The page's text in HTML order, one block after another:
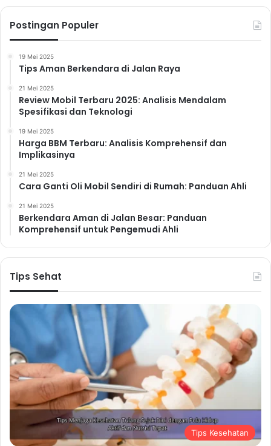
Dianggap Sepele
Mengatur Porsi Makan
mengontrol asupan kalori dan mencegah makan
berlebihan. Perhatikan ukuran porsi Anda dan jangan
ragu untuk meminta porsi kecil di restoran. Minum air
putih yang cukup juga dapat membantu Anda merasa
kenyang dan mengurangi keinginan untuk ngemil.
Istirahat yang Cukup
Kurang tidur dapat mengganggu hormon yang
mengatur nafsu makan, sehingga dapat menyebabkan
peningkatan berat badan. Tidur yang cukup membantu
keinginan untuk mengonsumsi makanan yang tinggi
kalori.
Mengatasi Stres: Jalan
Menuju Hidup Sehat dan
Bahagia
Stres merupakan bagian dari kehidupan, tetapi jika
tidak dikelola dengan baik, dapat berdampak negatif
pada kesehatan fisik dan mental. Berikut beberapa
strategi untuk mengatasi stres:
Teknik Relaksasi
Praktik relaksasi seperti meditasi, yoga, dan
Postingan Populer
19 Mei 2025
Tips Aman Berkendara di Jalan Raya
21 Mei 2025
Review Mobil Terbaru 2025: Analisis Mendalam
Spesifikasi dan Teknologi
19 Mei 2025
Harga BBM Terbaru: Analisis Komprehensif dan
Implikasinya
21 Mei 2025
Cara Ganti Oli Mobil Sendiri di Rumah: Panduan Ahli
21 Mei 2025
Berkendara Aman di Jalan Besar: Panduan
Komprehensif untuk Pengemudi Ahli
Tips Sehat
Tips Kesehatan